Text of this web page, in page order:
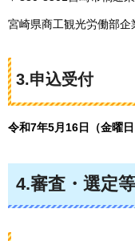
宮崎県商工観光労働部企
3.申込受付
令和7年5月16日（金曜
4.審査・選定等